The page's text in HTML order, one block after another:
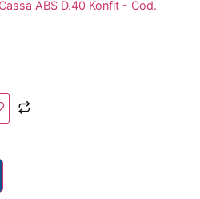
ABS D.40 Konfit - Cod.